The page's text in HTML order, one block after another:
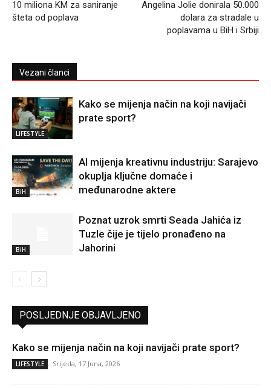
10 miliona KM za saniranje
šteta od poplava
Angelina Jolie donirala 50.000
dolara za stradale u
poplavama u BiH i Srbiji
Vezani članci
LIFESTYLE
Kako se mijenja način na koji navijači
prate sport?
BiH
AI mijenja kreativnu industriju: Sarajevo
okuplja ključne domaće i
međunarodne aktere
BiH
Poznat uzrok smrti Seada Jahića iz
Tuzle čije je tijelo pronađeno na
Jahorini
POSLJEDNJE OBJAVLJENO
Kako se mijenja način na koji navijači prate sport?
LIFESTYLE Srijeda, 17 Juna, 2026